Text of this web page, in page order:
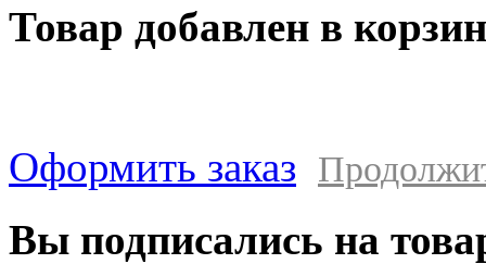
Товар добавлен в
Оформить заказ
Вы подписались на